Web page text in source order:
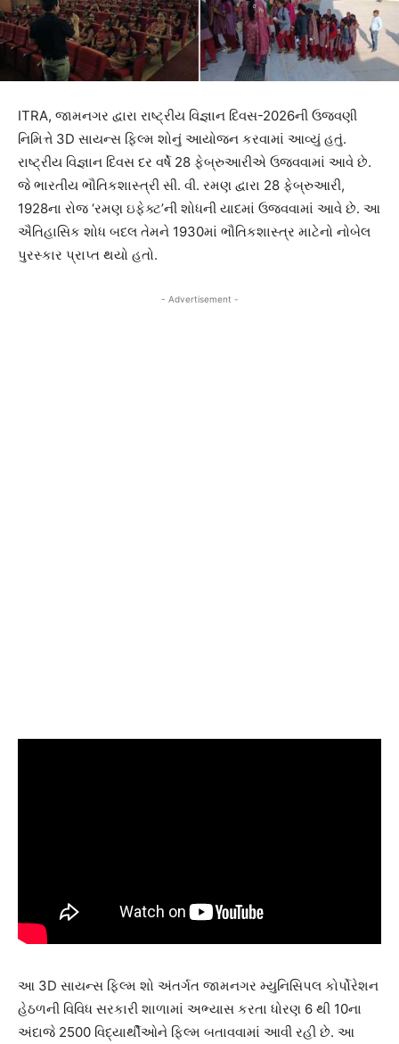
ITRA, જામનગર દ્વારા રાષ્ટ્રીય વિજ્ઞાન દિવસ-2026ની ઉજવણી
નિમિત્તે 3D સાયન્સ ફિલ્મ શોનું આયોજન કરવામાં આવ્યું હતું.
રાષ્ટ્રીય વિજ્ઞાન દિવસ દર વર્ષે 28 ફેબ્રુઆરીએ ઉજવવામાં આવે છે.
જે ભારતીય ભૌતિકશાસ્ત્રી સી. વી. રમણ દ્વારા 28 ફેબ્રુઆરી,
1928ના રોજ ‘રમણ ઇફેક્ટ’ની શોધની યાદમાં ઉજવવામાં આવે છે. આ
ઐતિહાસિક શોધ બદલ તેમને 1930માં ભૌતિકશાસ્ત્ર માટેનો નોબેલ
પુરસ્કાર પ્રાપ્ત થયો હતો.
- Advertisement -
આ 3D સાયન્સ ફિલ્મ શો અંતર્ગત જામનગર મ્યુનિસિપલ કોર્પોરેશન
હેઠળની વિવિધ સરકારી શાળામાં અભ્યાસ કરતા ધોરણ 6 થી 10ના
અંદાજે 2500 વિદ્યાર્થીઓને ફિલ્મ બતાવવામાં આવી રહી છે. આ